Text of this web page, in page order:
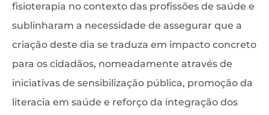
fisioterapia no contexto das profissões de saúde e
sublinharam a necessidade de assegurar que a
criação deste dia se traduza em impacto concreto
para os cidadãos, nomeadamente através de
iniciativas de sensibilização pública, promoção da
literacia em saúde e reforço da integração dos